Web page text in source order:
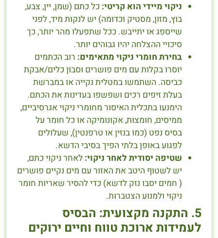
ניקוי מיידי הוא קריטי: כל כתם (שמן, יין, צבע,
בוץ, מזון, מסטיק וכדומה) יש לנקות מיד, לפני
שייספג או יתייבש. ככל שתפעלו מהר יותר, כך
סיכויי ההצלחה יהיו גבוהים יותר.
בחירת חומרי ניקוי מתאימים: רוב הכתמים
יוסרו בקלות עם מים פושרים וסבון כלים/אבקת
כביסה. השתמשו במטלית נקייה או במברשת
בעלת זיפים רכים ושפשפו בעדינות את הכתם.
הימנעו בתכלית האיסור מחומרי ניקוי אגרסיביים,
ממיסים, חומצות, אקונומיקה או כל חומר על
בסיס נפט (כמו בנזין או טרפנטין), שעלולים
לפגוע באופן בלתי הפיך בסיבי הדשא.
שטיפה יסודית לאחר ניקוי: לאחר ניקוי כתם,
יש לשטוף היטב את האזור עם מים נקיים פושרים
( חמים יסבו נזק לדשא) כדי להסיר שאריות חומר
ניקוי ולמנוע הצטברות.
5. התקנה מקצועית: הבסיס
לעמידות ארוכת טווח וחיים ירוקים